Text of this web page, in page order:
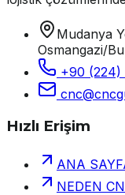
Mudanya
Osmangazi/
+90
Hızlı Erişim
ANA
NEDEN